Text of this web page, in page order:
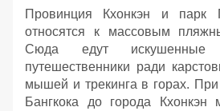
Провинция Кхонкэн и
относятся к массовым
Сюда едут искушенные
путешественники ради
мышей и трекинга в горах. При
Бангкока до города Кхонкэн